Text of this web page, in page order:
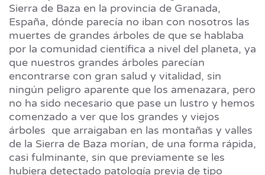
Sierra de Baza en la provincia de Granada,
España, dónde parecía no iban con nosotros las
muertes de grandes árboles de que se hablaba
por la comunidad científica a nivel del planeta, ya
que nuestros grandes árboles parecían
encontrarse con gran salud y vitalidad, sin
ningún peligro aparente que los amenazara, pero
no ha sido necesario que pase un lustro y hemos
comenzado a ver que los grandes y viejos
árboles que arraigaban en las montañas y valles
de la Sierra de Baza morían, de una forma rápida,
casi fulminante, sin que previamente se les
hubiera detectado patología previa de tipo